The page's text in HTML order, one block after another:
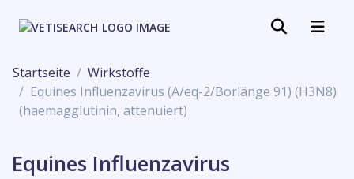
Startseite
Wirkstoffe
Equines Influenzavirus (A/eq-2/Borlänge 91) (H3N8)
(haemagglutinin, attenuiert)
Equines Influenzavirus